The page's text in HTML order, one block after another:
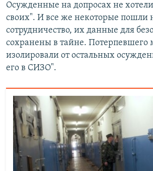
Осужденные на допросах не
своих". И все же некоторые пошли
сотрудничество, их данные для
сохранены в тайне. Потерпевшего
изолировали от остальных
его в СИЗО".